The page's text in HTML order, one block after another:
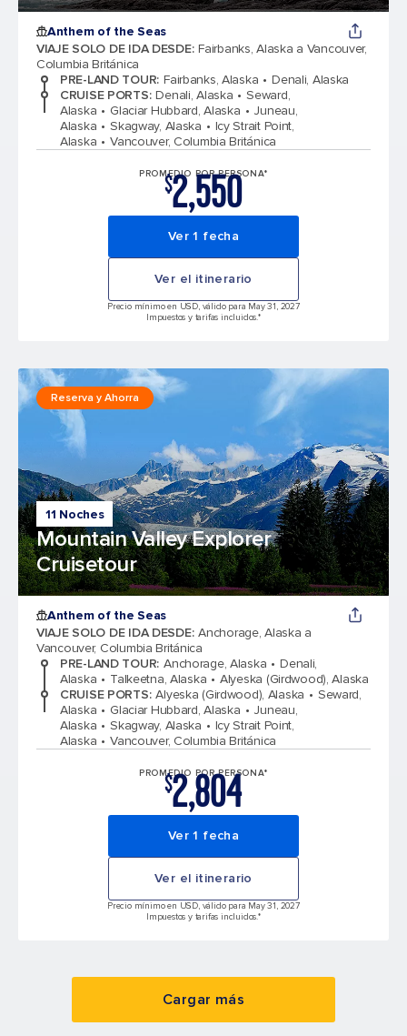
Anthem of the Seas
VIAJE SOLO DE IDA DESDE: Fairbanks, Alaska a Vancouver,
Columbia Británica
PRE-LAND TOUR: Fairbanks, Alaska
Denali, Alaska
CRUISE PORTS: Denali, Alaska
Seward,
Alaska
Glaciar Hubbard, Alaska
Juneau,
Alaska
Skagway, Alaska
Icy Strait Point,
Alaska
Vancouver, Columbia Británica
PROMEDIO POR PERSONA*
$2,550
Ver 1 fecha
Ver el itinerario
Precio mínimo en USD, válido para May 31, 2027
Impuestos y tarifas incluidos.*
11 Noches
Mountain Valley Explorer
Cruisetour
Reserva y Ahorra
Anthem of the Seas
VIAJE SOLO DE IDA DESDE: Anchorage, Alaska a
Vancouver, Columbia Británica
PRE-LAND TOUR: Anchorage, Alaska
Denali,
Alaska
Talkeetna, Alaska
Alyeska (Girdwood), Alaska
CRUISE PORTS: Alyeska (Girdwood), Alaska
Seward,
Alaska
Glaciar Hubbard, Alaska
Juneau,
Alaska
Skagway, Alaska
Icy Strait Point,
Alaska
Vancouver, Columbia Británica
PROMEDIO POR PERSONA*
$2,804
Ver 1 fecha
Ver el itinerario
Precio mínimo en USD, válido para May 31, 2027
Impuestos y tarifas incluidos.*
Cargar más